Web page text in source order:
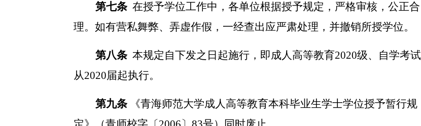
第七条 在授予学位工作中，各单位根据授予规定，严格审核，公正合
理。如有营私舞弊、弄虚作假，一经查出应严肃处理，并撤销所授学位。
第八条 本规定自下发之日起施行，即成人高等教育2020级、自学考试
从2020届起执行。
第九条
《青海师范大学成人高等教育本科毕业生学士学位授予暂行规